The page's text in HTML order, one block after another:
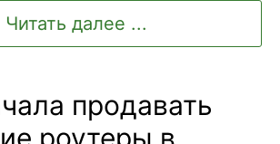
Читать далее ...
продавать